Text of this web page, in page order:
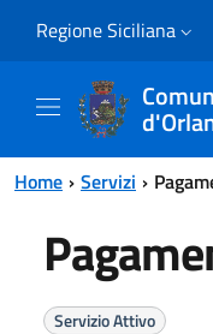
Regione Siciliana
Home Servizi
Servizio Attivo